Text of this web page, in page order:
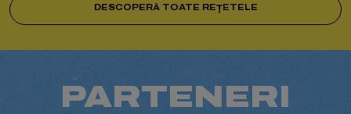
DESCOPERĂ TOATE REȚETELE
PARTENERI